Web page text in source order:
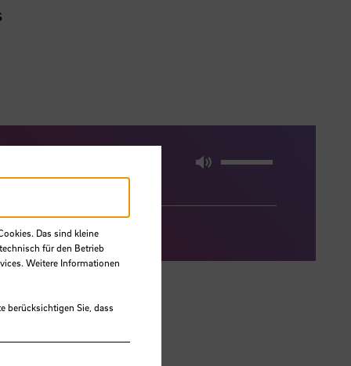
Das sind kleine
für den Betrieb
Weitere Informationen
berücksichtigen Sie, dass